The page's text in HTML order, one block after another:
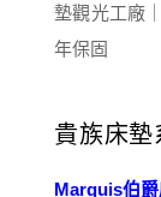
貴族床
Marquis伯